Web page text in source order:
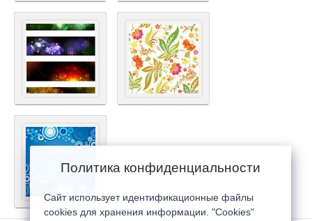
Политика конфиденциальности
Сайт использует идентификационные файлы
cookies для хранения информации. "Cookies"